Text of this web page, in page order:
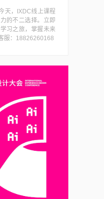
天，IXDC线上课程
的不二选择。立即
习之旅，掌握未来
服：18826260168